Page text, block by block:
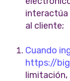
interactúa
al cliente;
Cuando
https://
limitación,